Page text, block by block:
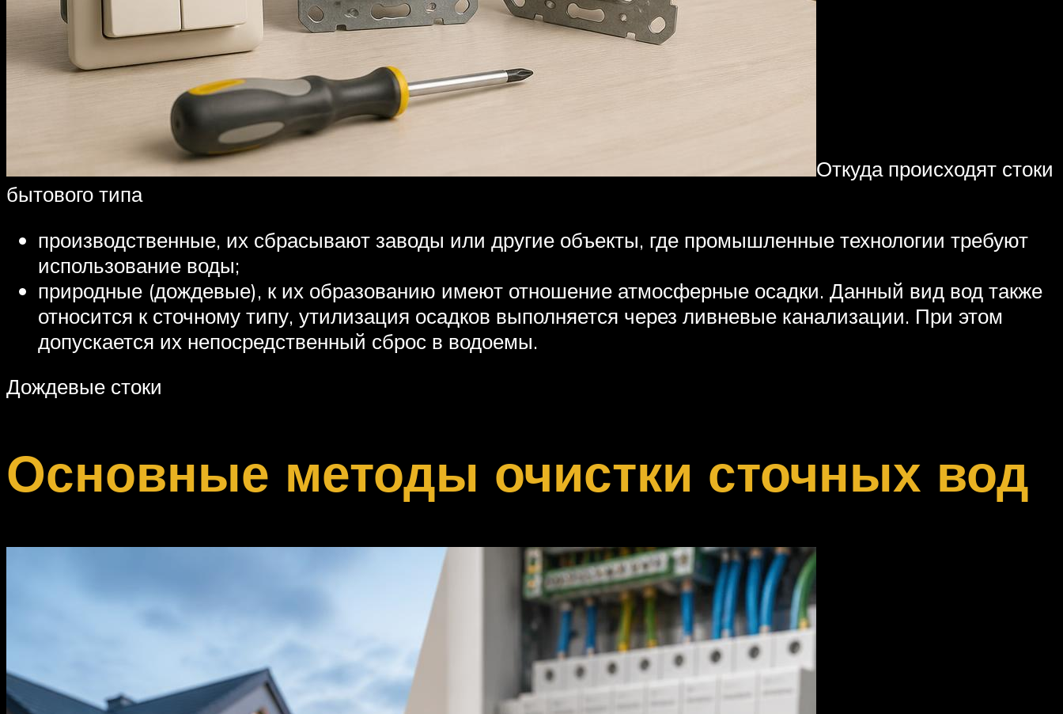
Откуда происходят стоки
бытового типа
производственные, их сбрасывают заводы или другие объекты, где промышленные технологии требуют
использование воды;
природные (дождевые), к их образованию имеют отношение атмосферные осадки. Данный вид вод также
относится к сточному типу, утилизация осадков выполняется через ливневые канализации. При этом
допускается их непосредственный сброс в водоемы.
Дождевые стоки
Основные методы очистки сточных вод